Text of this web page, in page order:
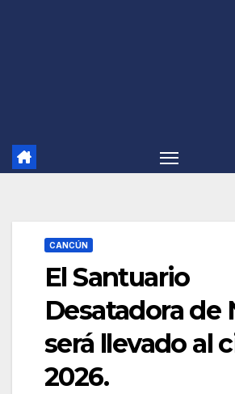
CANCÚN
El Santuario
Desatadora de
será llevado al
2026.